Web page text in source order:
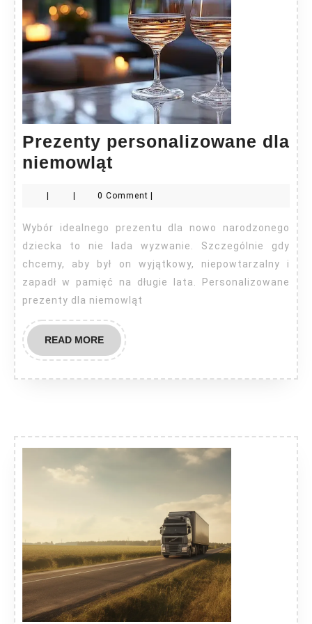
Prezenty personalizowane dla
niemowląt
dla
niemowląt
| | 0 Comment |
Wybór idealnego prezentu dla nowo narodzonego
dziecka to nie lada wyzwanie. Szczególnie gdy
chcemy, aby był on wyjątkowy, niepowtarzalny i
zapadł w pamięć na długie lata. Personalizowane
prezenty dla niemowląt
READ MOREREAD
MORE